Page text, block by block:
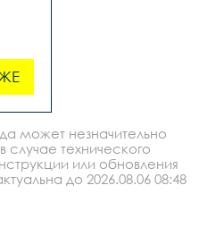
может незначительно
случае технического
или обновления
до 2026.08.06 08:48